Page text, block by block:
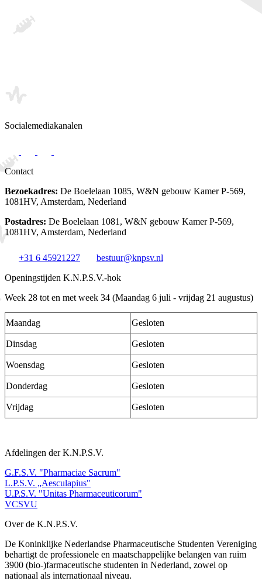
Socialemediakanalen
Contact
Bezoekadres: De Boelelaan 1085, W&N gebouw Kamer P-569,
1081HV, Amsterdam, Nederland
Postadres: De Boelelaan 1081, W&N gebouw Kamer P-569,
1081HV, Amsterdam, Nederland
+31 6 45921227
bestuur@knpsv.nl
Openingstijden K.N.P.S.V.-hok
Week 28 tot en met week 34 (Maandag 6 juli - vrijdag 21 augustus)
Maandag Gesloten
Dinsdag Gesloten
Woensdag Gesloten
Donderdag Gesloten
Vrijdag Gesloten
Afdelingen der K.N.P.S.V.
G.F.S.V. "Pharmaciae Sacrum"
L.P.S.V. „Aesculapius"
U.P.S.V. "Unitas Pharmaceuticorum"
VCSVU
Over de K.N.P.S.V.
De Koninklijke Nederlandse Pharmaceutische Studenten Vereniging
behartigt de professionele en maatschappelijke belangen van ruim
3900 (bio-)farmaceutische studenten in Nederland, zowel op
nationaal als internationaal niveau.